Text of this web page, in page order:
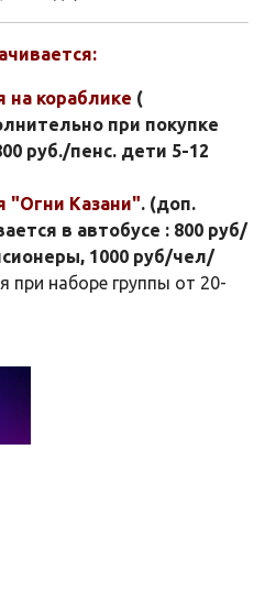
на кораблике (
при покупке
руб./пенс. дети 5-12
"Огни Казани". (доп.
в автобусе : 800 руб/
1000 руб/чел/
при наборе группы от 20-